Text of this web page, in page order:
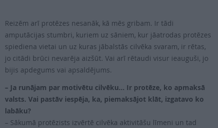
Reizēm arī protēzes nesanāk, kā mēs gribam. Ir tādi
amputācijas stumbri, kuriem uz sāniem, kur jāatrodas protēzes
spiediena vietai un uz kuras jābalstās cilvēka svaram, ir rētas,
jo citādi brūci nevarēja aizšūt. Vai arī rētaudi visur ieauguši, jo
bijis apdegums vai apsaldējums.
– Ja runājam par motivētu cilvēku… Ir protēze, ko apmaksā
valsts. Vai pastāv iespēja, ka, piemaksājot klāt, izgatavo ko
labāku?
– Sākumā protēzists izvērtē cilvēka aktivitāšu līmeni un tad